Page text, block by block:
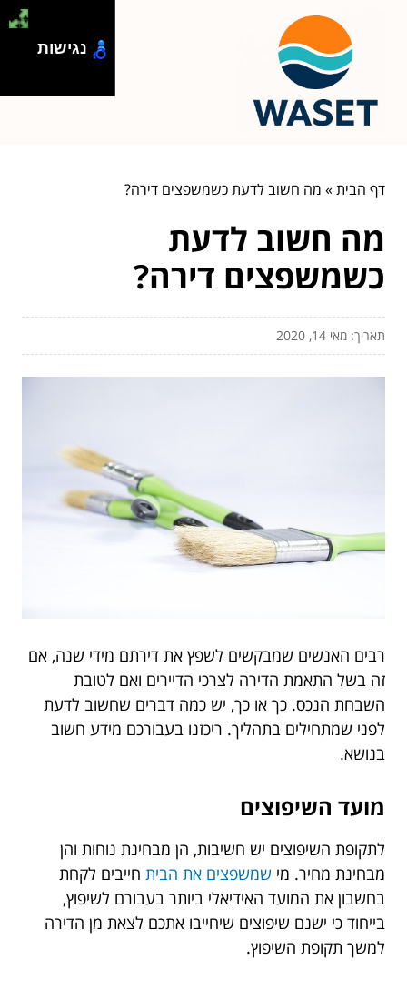
דף הבית» מה חשוב לדעת כשמשפצים דירה?
מה חשוב לדעת
כשמשפצים דירה?
תאריך: מאי 14, 2020
רבים האנשים שמבקשים לשפץ את דירתם מידי שנה, אם
זה בשל התאמת הדירה לצרכי הדיירים ואם לטובת
השבחת הנכס. כך או כך, יש כמה דברים שחשוב לדעת
לפני שמתחילים בתהליך. ריכזנו בעבורכם מידע חשוב
בנושא.
מועד השיפוצים
לתקופת השיפוצים יש חשיבות, הן מבחינת נוחות והן
מבחינת מחיר. מי שמשפצים את הבית חייבים לקחת
בחשבון את המועד האידיאלי ביותר בעבורם לשיפוץ,
בייחוד כי ישנם שיפוצים שיחייבו אתכם לצאת מן הדירה
למשך תקופת השיפוץ.
נגישות